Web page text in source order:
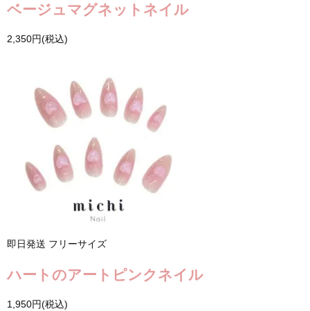
ベージュマグネットネイル
2,350円(税込)
即日発送 フリーサイズ
ハートのアートピンクネイル
1,950円(税込)